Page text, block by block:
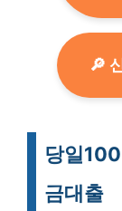
🔎
당일
금대출